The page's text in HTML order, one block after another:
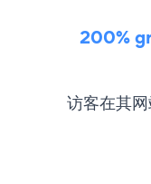
200%
访客在其